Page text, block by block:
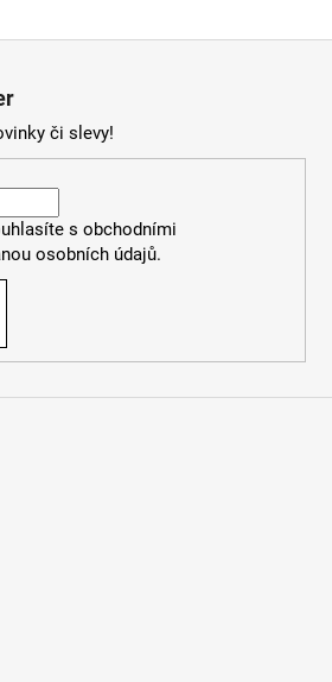
či slevy!
s obchodními
osobních údajů.